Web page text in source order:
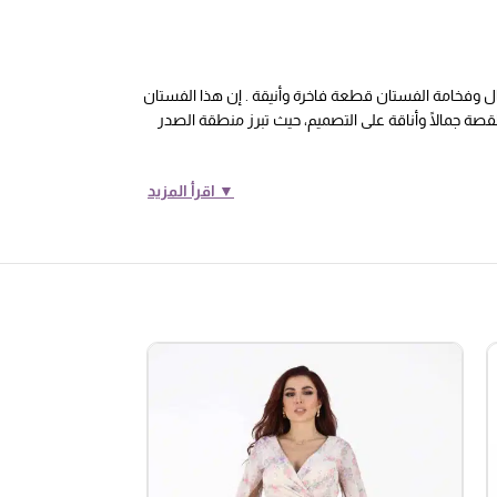
وفخامة الفستان قطعة فاخرة وأنيقة . إن هذا الفستان
جمالًا وأناقة على التصميم، حيث تبرز منطقة الصدر
▼ اقرأ المزيد